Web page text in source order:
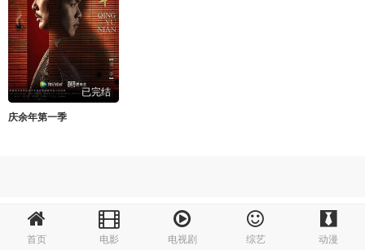
首页 电影 电视剧 综艺 动漫
已完结
庆余年第一季